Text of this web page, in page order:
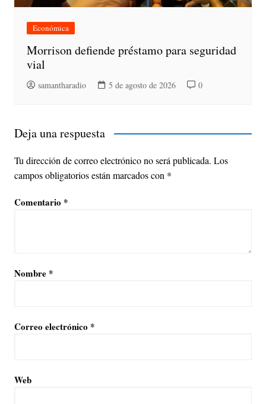
Económica
Morrison defiende préstamo para seguridad
vial
samantharadio 5 de agosto de 2026 0
Deja una respuesta
Tu dirección de correo electrónico no será publicada. Los
campos obligatorios están marcados con *
Comentario *
Nombre *
Correo electrónico *
Web